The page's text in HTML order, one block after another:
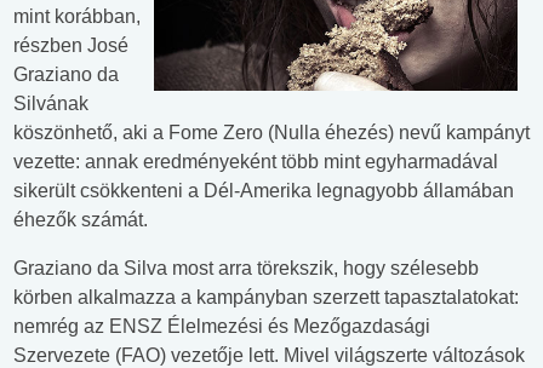
mint korábban,
részben José
Graziano da
Silvának
köszönhető, aki a Fome Zero (Nulla éhezés) nevű kampányt
vezette: annak eredményeként több mint egyharmadával
sikerült csökkenteni a Dél-Amerika legnagyobb államában
éhezők számát.
Graziano da Silva most arra törekszik, hogy szélesebb
körben alkalmazza a kampányban szerzett tapasztalatokat:
nemrég az ENSZ Élelmezési és Mezőgazdasági
Szervezete (FAO) vezetője lett. Mivel világszerte változások